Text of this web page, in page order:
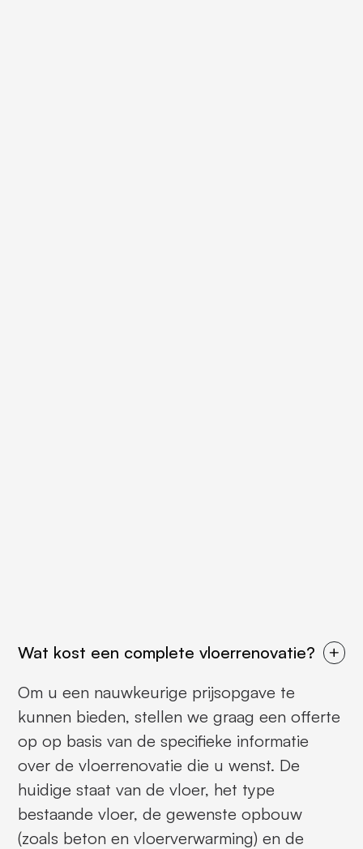
Wat kost een complete vloerrenovatie?
Om u een nauwkeurige prijsopgave te
kunnen bieden, stellen we graag een offerte
op op basis van de specifieke informatie
over de vloerrenovatie die u wenst. De
huidige staat van de vloer, het type
bestaande vloer, de gewenste opbouw
(zoals beton en vloerverwarming) en de